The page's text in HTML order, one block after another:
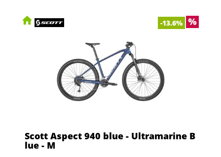
-13.6%
Scott Aspect 940 blue - Ultramarine B
lue - M